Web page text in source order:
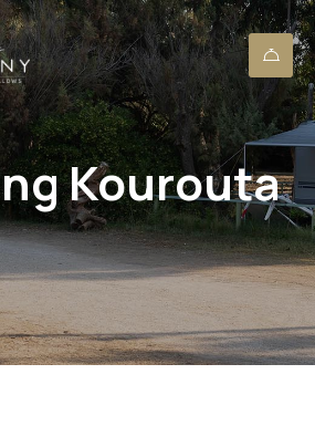
Kourouta